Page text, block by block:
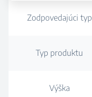
Zodpovedajúci typ
Typ produktu
Výška